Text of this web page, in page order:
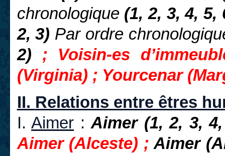
chronologique(1, 2, 3, 4, 5,
2, 3) Par ordre
2) ; Voisin-es
(Virginia) ; Yourcenar
II. Relations entre êtres
I.Aimer : Aimer (1, 2, 3,
Aimer (Alceste) ;Aimer